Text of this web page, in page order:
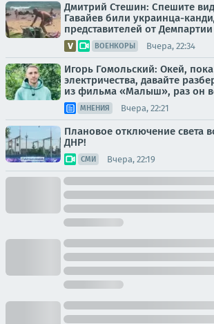
Дмитрий Стешин: Спешите
Гавайев били украинца-
представителей от Демпартии
ВОЕНКОРЫ Вчера, 22:34
Игорь Гомольский: Окей,
электричества, давайте
из фильма «Малыш», раз он
МНЕНИЯ Вчера, 22:21
Плановое отключение света
ДНР!
СМИ Вчера, 22:19